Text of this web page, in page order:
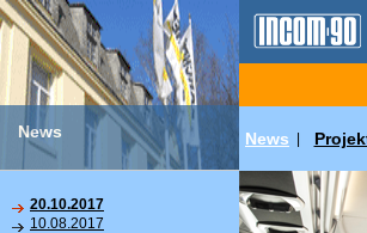
News News
20.10.2017
10.08.2017